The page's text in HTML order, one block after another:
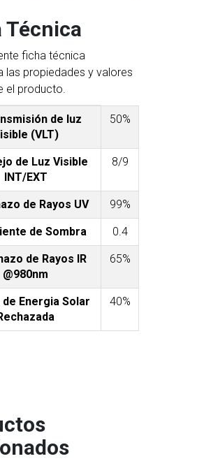
Técnica
ficha técnica
las propiedades y valores
el producto.
de luz
(VLT)
50%
de Luz Visible
INT/EXT
8/9
de Rayos UV 99%
de Sombra 0.4
de Rayos IR
@980nm
65%
de Energia Solar
40%